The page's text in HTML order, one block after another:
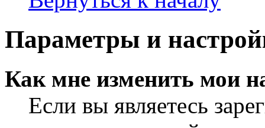
Параметры и
Как мне изменить мои
Если вы являетесь